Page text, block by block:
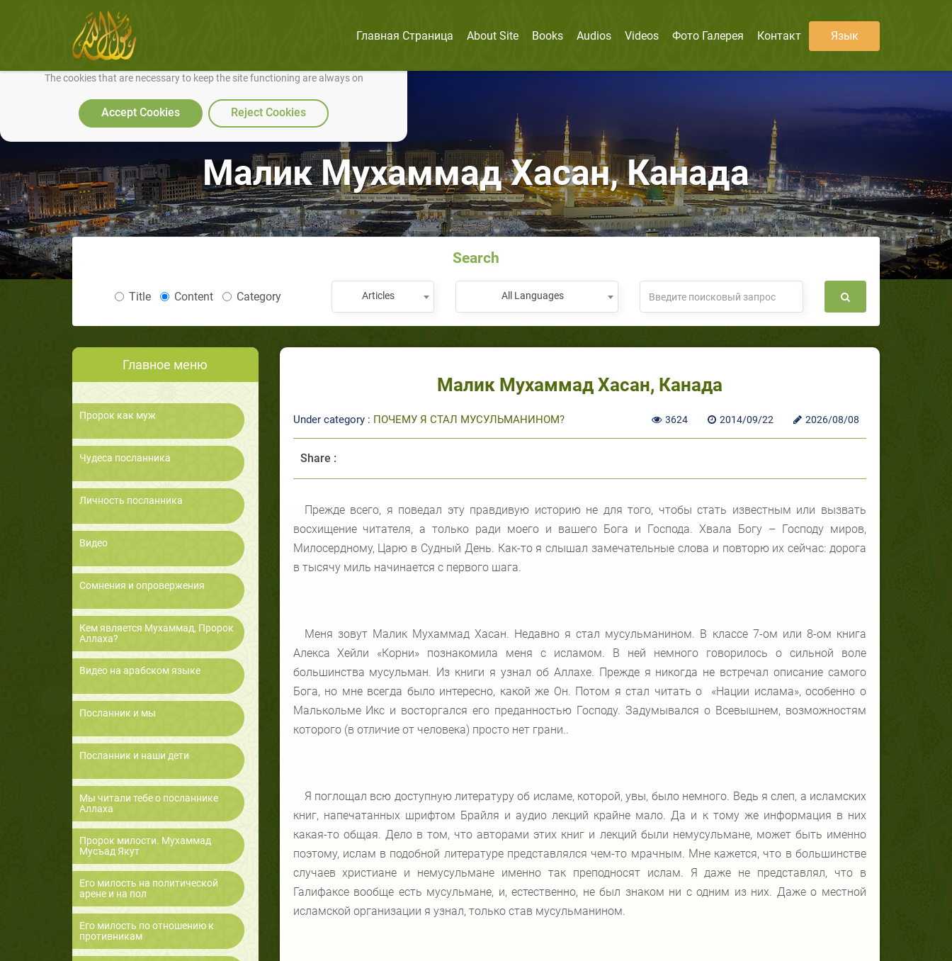
We use cookies to make our site work well for you and so we can continually improve it.
The cookies that are necessary to keep the site functioning are always on
Accept Cookies Reject Cookies
Главная Страница About Site Books Audios Videos Фото Галерея Контакт Язык
Малик Мухаммад Хасан, Канада
Search
Title Content Category Articles All Languages
Главное меню
Пророк как муж
Чудеса посланника
Личность посланника
Видео
Сомнения и опровержения
Кем является Мухаммад, Пророк
Аллаха?
Видео на арабском языке
Посланник и мы
Посланник и наши дети
Мы читали тебе о посланнике
Аллаха
Пророк милости. Мухаммад
Мусъад Якут
Его милость на политической
арене и на пол
Его милость по отношению к
противникам
Малик Мухаммад Хасан, Канада
Under category : ПОЧЕМУ Я СТАЛ МУСУЛЬМАНИНОМ? 3624 2014/09/22 2026/08/08
Share :
Прежде всего, я поведал эту правдивую историю не для того, чтобы стать известным или вызвать
восхищение читателя, а только ради моего и вашего Бога и Господа. Хвала Богу – Господу миров,
Милосердному, Царю в Судный День. Как-то я слышал замечательные слова и повторю их сейчас: дорога
в тысячу миль начинается с первого шага.
Меня зовут Малик Мухаммад Хасан. Недавно я стал мусульманином. В классе 7-ом или 8-ом книга
Алекса Хейли «Корни» познакомила меня с исламом. В ней немного говорилось о сильной воле
большинства мусульман. Из книги я узнал об Аллахе. Прежде я никогда не встречал описание самого
Бога, но мне всегда было интересно, какой же Он. Потом я стал читать о «Нации ислама», особенно о
Малькольме Икс и восторгался его преданностью Господу. Задумывался о Всевышнем, возможностям
которого (в отличие от человека) просто нет грани..
Я поглощал всю доступную литературу об исламе, которой, увы, было немного. Ведь я слеп, а исламских
книг, напечатанных шрифтом Брайля и аудио лекций крайне мало. Да и к тому же информация в них
какая-то общая. Дело в том, что авторами этих книг и лекций были немусульмане, может быть именно
поэтому, ислам в подобной литературе представлялся чем-то мрачным. Мне кажется, что в большинстве
случаев христиане и немусульмане именно так преподносят ислам. Я даже не представлял, что в
Галифаксе вообще есть мусульмане, и, естественно, не был знаком ни с одним из них. Даже о местной
исламской организации я узнал, только став мусульманином.